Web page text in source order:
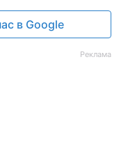
в Google
Реклама